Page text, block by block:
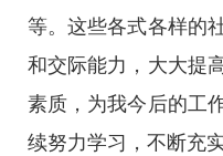
等。这些各式各样的
和交际能力，大大提
素质，为我今后的工
续努力学习，不断充